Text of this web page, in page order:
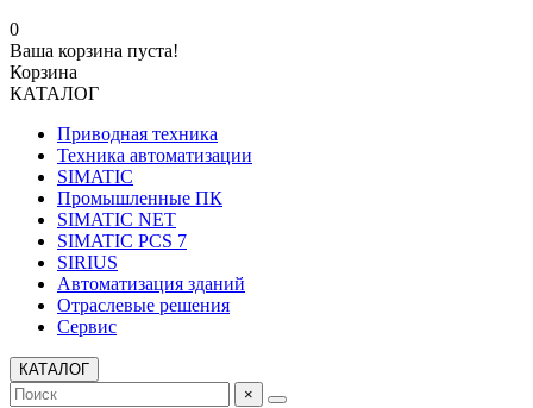
0
Ваша корзина пуста!
Корзина
КАТАЛОГ
Приводная техника
Техника автоматизации
SIMATIC
Промышленные ПК
SIMATIC NET
SIMATIC PCS 7
SIRIUS
Автоматизация зданий
Отраслевые решения
Сервис
КАТАЛОГ
×